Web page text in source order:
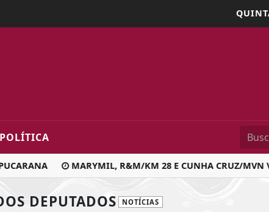
POLÍTICA
MARYMIL, R&M/KM 28 E CUNHA CRUZ/MVN
DEPUTADOS NOTÍCIAS